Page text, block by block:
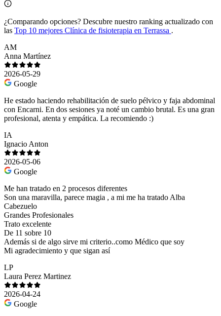
¿Comparando opciones? Descubre nuestro ranking actualizado con
las Top 10 mejores Clínica de fisioterapia en Terrassa .
AM
Anna Martínez
2026-05-29
Google
He estado haciendo rehabilitación de suelo pélvico y faja abdominal
con Encarni. En dos sesiones ya noté un cambio brutal. Es una gran
profesional, atenta y empática. La recomiendo :)
IA
Ignacio Anton
2026-05-06
Google
Me han tratado en 2 procesos diferentes
Son una maravilla, parece magia , a mi me ha tratado Alba
Cabezuelo
Grandes Profesionales
Trato excelente
De 11 sobre 10
Además si de algo sirve mi criterio..como Médico que soy
Mi agradecimiento y que sigan así
LP
Laura Perez Martinez
2026-04-24
Google